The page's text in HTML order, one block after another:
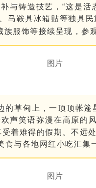
与铸造技艺，“这是活
马鞍具冰箱贴等独具
族服饰等接续呈现，参
的草甸上，一顶顶帐
声笑语弥漫在高原的
着难得的假期。不远
与各地网红小吃汇集